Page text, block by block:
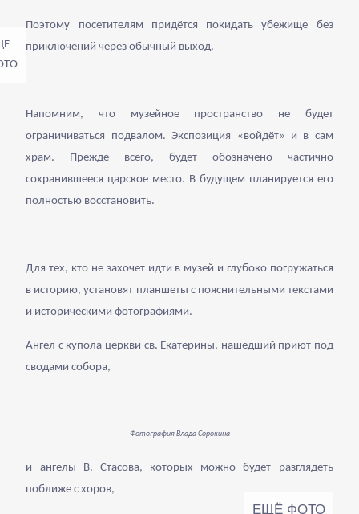
Поэтому посетителям придётся покидать убежище без
приключений через обычный выход.
Напомним, что музейное пространство не будет
ограничиваться подвалом. Экспозиция «войдёт» и в сам
храм. Прежде всего, будет обозначено частично
сохранившееся царское место. В будущем планируется его
полностью восстановить.
Для тех, кто не захочет идти в музей и глубоко погружаться
в историю, установят планшеты с пояснительными текстами
и историческими фотографиями.
Ангел с купола церкви св. Екатерины, нашедший приют под
сводами собора,
Фотография Влада Сорокина
и ангелы В. Стасова, которых можно будет разглядеть
поближе с хоров,